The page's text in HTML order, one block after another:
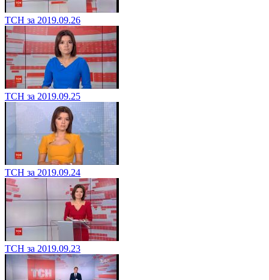
ТСН за 2019.09.26
ТСН за 2019.09.25
ТСН за 2019.09.24
ТСН за 2019.09.23